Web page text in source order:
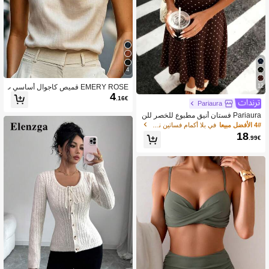
12
Pariaura
Pariaura فستان أنيق مطبوع للخصر للن
ساء
4# الأفضل مبيعا
18.99€
4
EMERY ROSE قميص كاجوال أساسي ب
لون واحد للنساء
4.16€